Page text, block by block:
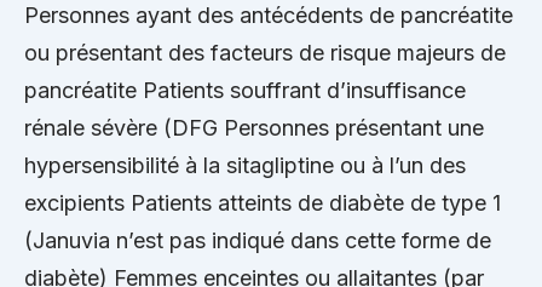
Personnes ayant des antécédents de pancréatite
ou présentant des facteurs de risque majeurs de
pancréatite Patients souffrant d’insuffisance
rénale sévère (DFG Personnes présentant une
hypersensibilité à la sitagliptine ou à l’un des
excipients Patients atteints de diabète de type 1
(Januvia n’est pas indiqué dans cette forme de
diabète) Femmes enceintes ou allaitantes (par